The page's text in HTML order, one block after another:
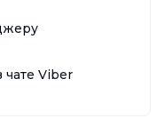
чате Viber